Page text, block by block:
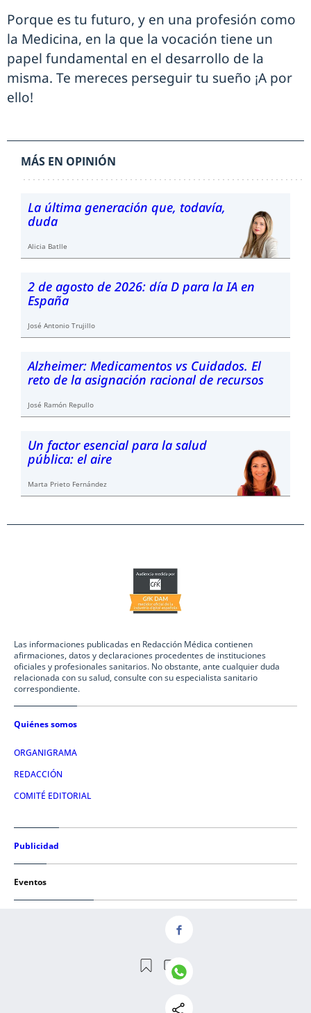
Porque es tu futuro, y en una profesión como
la Medicina, en la que la vocación tiene un
papel fundamental en el desarrollo de la
misma. Te mereces perseguir tu sueño ¡A por
ello!
MÁS EN OPINIÓN
La última generación que, todavía,
duda
Alicia Batlle
2 de agosto de 2026: día D para la IA en
España
José Antonio Trujillo
Alzheimer: Medicamentos vs Cuidados. El
reto de la asignación racional de recursos
José Ramón Repullo
Un factor esencial para la salud
pública: el aire
Marta Prieto Fernández
Las informaciones publicadas en Redacción Médica contienen
afirmaciones, datos y declaraciones procedentes de instituciones
oficiales y profesionales sanitarios. No obstante, ante cualquier duda
relacionada con su salud, consulte con su especialista sanitario
correspondiente.
Quiénes somos
ORGANIGRAMA
REDACCIÓN
COMITÉ EDITORIAL
Publicidad
Eventos